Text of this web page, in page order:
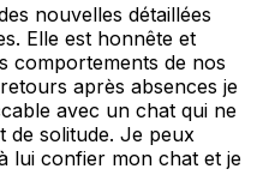
nouvelles détaillées
Elle est honnête et
comportements de nos
après absences je
avec un chat qui ne
de solitude. Je peux
lui confier mon chat et je